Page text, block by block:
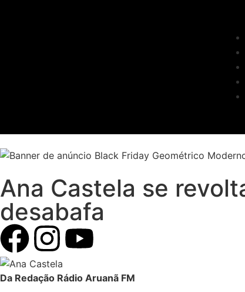
Ana Castela se
desabafa
Da Redação Rádio Aruanã FM